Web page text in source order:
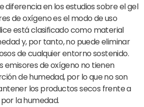
diferencia en los estudios sobre el gel
de oxígeno es el modo de uso
está clasificado como material
y, por tanto, no puede eliminar
de cualquier entorno sostenido.
emisores de oxígeno no tienen
de humedad, por lo que no son
los productos secos frente a
la humedad.